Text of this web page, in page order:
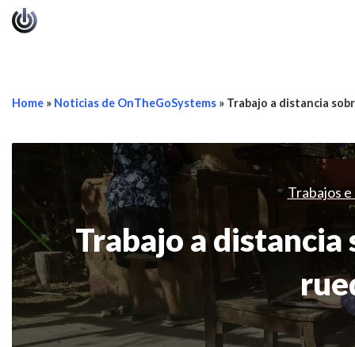
Home » Noticias de OnTheGoSystems » Trabajo a distancia
Trabajos
Trabajo a